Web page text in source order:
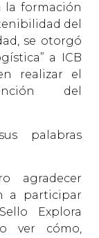
la formación
del
se otorgó
a ICB
realizar el
del
palabras
agradecer
a participar
Explora
ver cómo,